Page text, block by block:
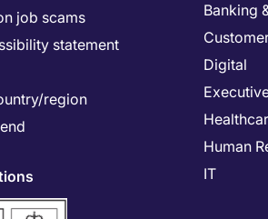
job scams
statement
region
Banking
Digital
Human
IT